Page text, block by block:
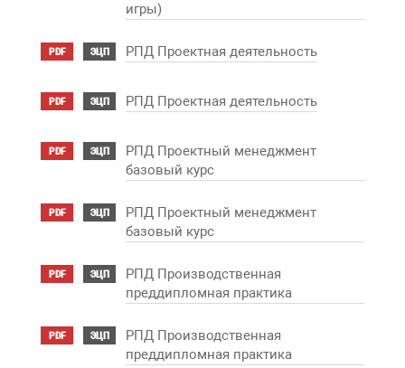
игры)
PDF ЭЦП РПД Проектная деятельность
PDF ЭЦП РПД Проектная деятельность
PDF ЭЦП
РПД Проектный менеджмент
базовый курс
PDF ЭЦП
РПД Проектный менеджмент
базовый курс
PDF ЭЦП
РПД Производственная
преддипломная практика
PDF ЭЦП
РПД Производственная
преддипломная практика